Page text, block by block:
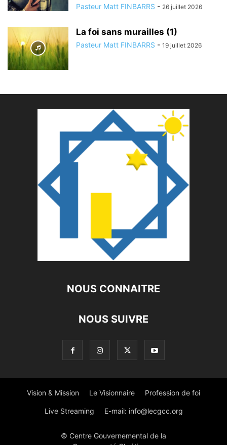
Pasteur Matt FINBARRS - 26 juillet 2026
La foi sans murailles (1)
Pasteur Matt FINBARRS - 19 juillet 2026
NOUS CONNAITRE
NOUS SUIVRE
Vision & Mission Le Visionnaire Profession de foi
Live Streaming E-mail: info@lecgcc.org
© Centre Gouvernemental de la